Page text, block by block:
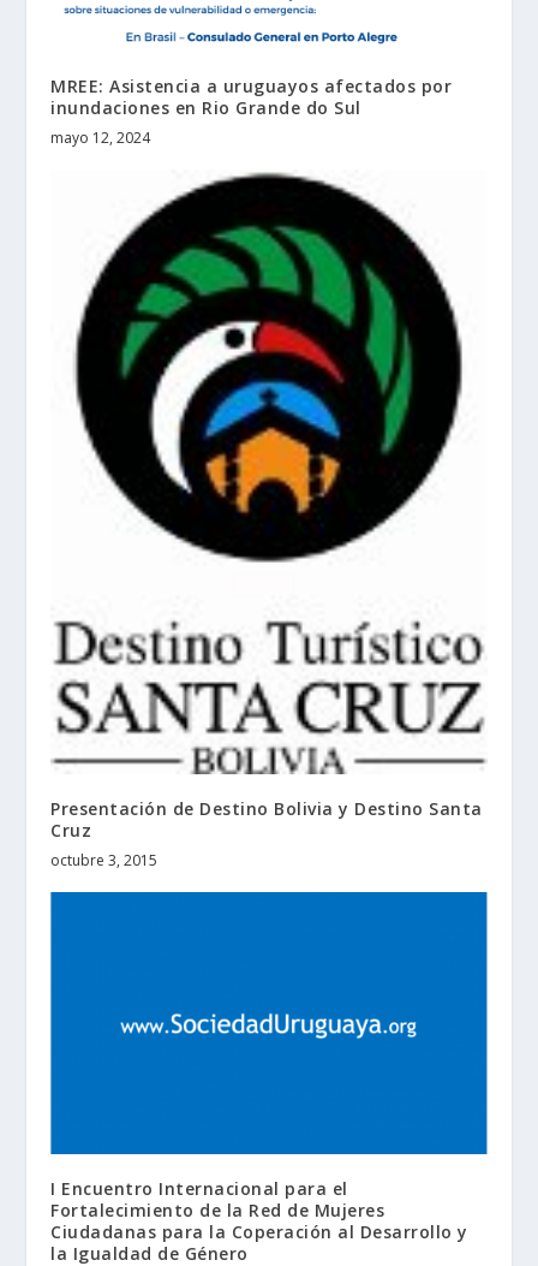
MREE: Asistencia a uruguayos afectados por
inundaciones en Rio Grande do Sul
mayo 12, 2024
Presentación de Destino Bolivia y Destino Santa
Cruz
octubre 3, 2015
I Encuentro Internacional para el
Fortalecimiento de la Red de Mujeres
Ciudadanas para la Coperación al Desarrollo y
la Igualdad de Género